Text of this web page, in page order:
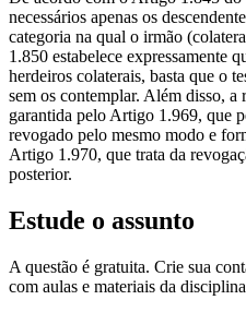
necessários apenas os
categoria na qual o irmão
1.850 estabelece expressamente
herdeiros colaterais, basta que o
sem os contemplar. Além disso, a
garantida pelo Artigo 1.969, que
revogado pelo mesmo modo e
Artigo 1.970, que trata da
posterior.
Estude o assunto
A questão é gratuita. Crie sua
com aulas e materiais da